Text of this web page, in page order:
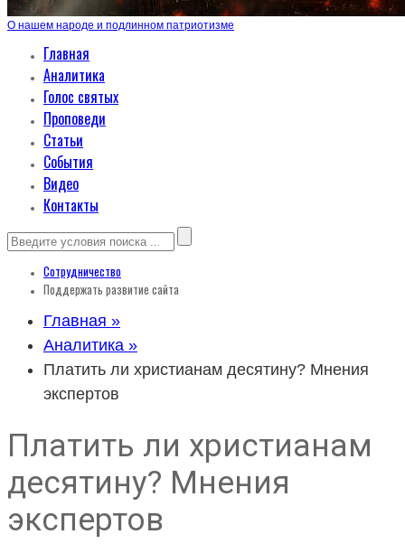
О нашем народе и подлинном патриотизме
Главная
Аналитика
Голос святых
Проповеди
Статьи
События
Видео
Контакты
Сотрудничество
Поддержать развитие сайта
Главная »
Аналитика »
Платить ли христианам десятину? Мнения
экспертов
Платить ли христианам
десятину? Мнения
экспертов